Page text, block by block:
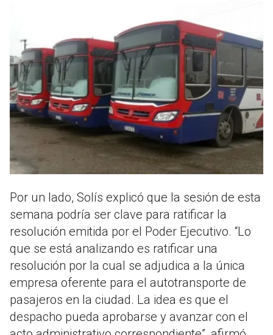
Por un lado, Solís explicó que la sesión de esta
semana podría ser clave para ratificar la
resolución emitida por el Poder Ejecutivo. “Lo
que se está analizando es ratificar una
resolución por la cual se adjudica a la única
empresa oferente para el autotransporte de
pasajeros en la ciudad. La idea es que el
despacho pueda aprobarse y avanzar con el